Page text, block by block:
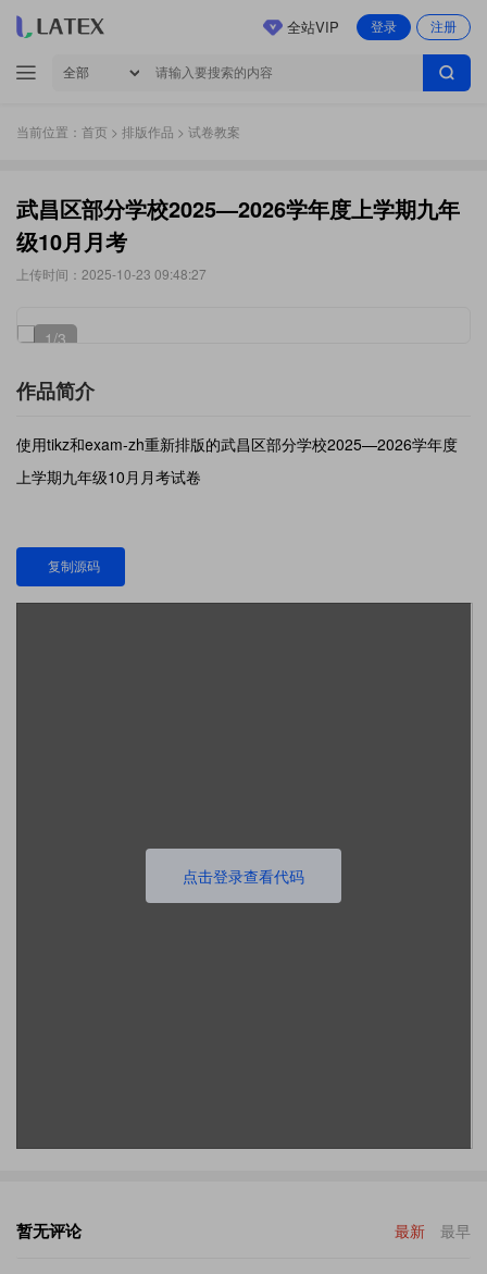
登录 注册
全站VIP
当前位置： 首页 > 排版作品 > 试卷教案
武昌区部分学校2025—2026学年度上学期九年
级10月月考
上传时间：2025-10-23 09:48:27
1/3
作品简介
使用tikz和exam-zh重新排版的武昌区部分学校2025—2026学年度
上学期九年级10月月考试卷
复制源码
点击登录查看代码
暂无评论 最新 最早